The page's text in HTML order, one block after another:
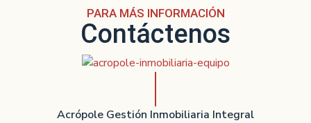
PARA MÁS INFORMACIÓN
Contáctenos
Acrópole Gestión Inmobiliaria Integral